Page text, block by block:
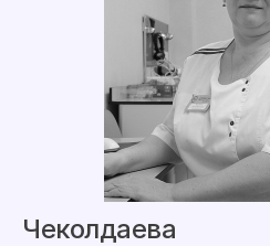
Чеколдаева